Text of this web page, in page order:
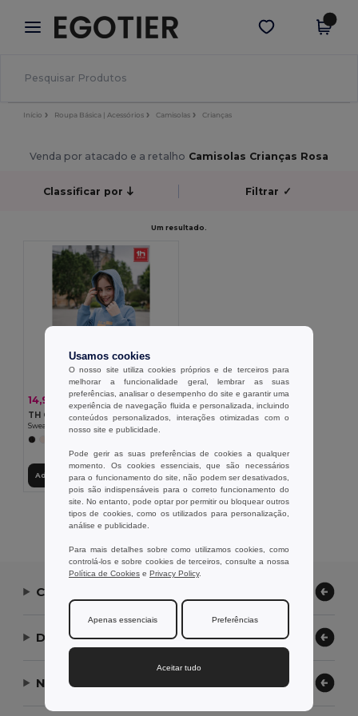
× App Egotier
Melhores preços na app!
Obter app
Início Roupa Básica | Acessórios Camisolas Crianças
Venda por atacado e a retalho Camisolas Crianças Rosa
Classificar por Filtrar ✓
Um resultado.
14,90 € 23,68 € -37%
TH Clothes 30174
Sweatshirt para criança (unissexo)
Adicionar ao Carrinho
Exibindo Todos Os Produtos.
Contate-nos
Deixe-nos ajudar
Nossa Empresa
Usamos cookies
O nosso site utiliza cookies próprios e de terceiros para
melhorar a funcionalidade geral, lembrar as suas
preferências, analisar o desempenho do site e garantir uma
experiência de navegação fluida e personalizada, incluindo
conteúdos personalizados, interações otimizadas com o
nosso site e publicidade.
Pode gerir as suas preferências de cookies a qualquer
momento. Os cookies essenciais, que são necessários
para o funcionamento do site, não podem ser desativados,
pois são indispensáveis para o correto funcionamento do
site. No entanto, pode optar por permitir ou bloquear outros
tipos de cookies, como os utilizados para personalização,
análise e publicidade.
Para mais detalhes sobre como utilizamos cookies, como
controlá-los e sobre cookies de terceiros, consulte a nossa
Política de Cookies e Privacy Policy.
Apenas essenciais Preferências
Aceitar tudo